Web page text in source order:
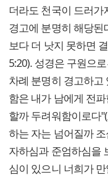
더라도 천국이 드러가
경고에 분명히 해당된
보다 더 낫지 못하면
5:20). 성경은 구원으
차례 분명히 경고하고
함은 내가 남에게 전
할까 두려워함이로다
하는 자는 넘어질까
자하심과 준엄하심을
심이 있으니 너희가